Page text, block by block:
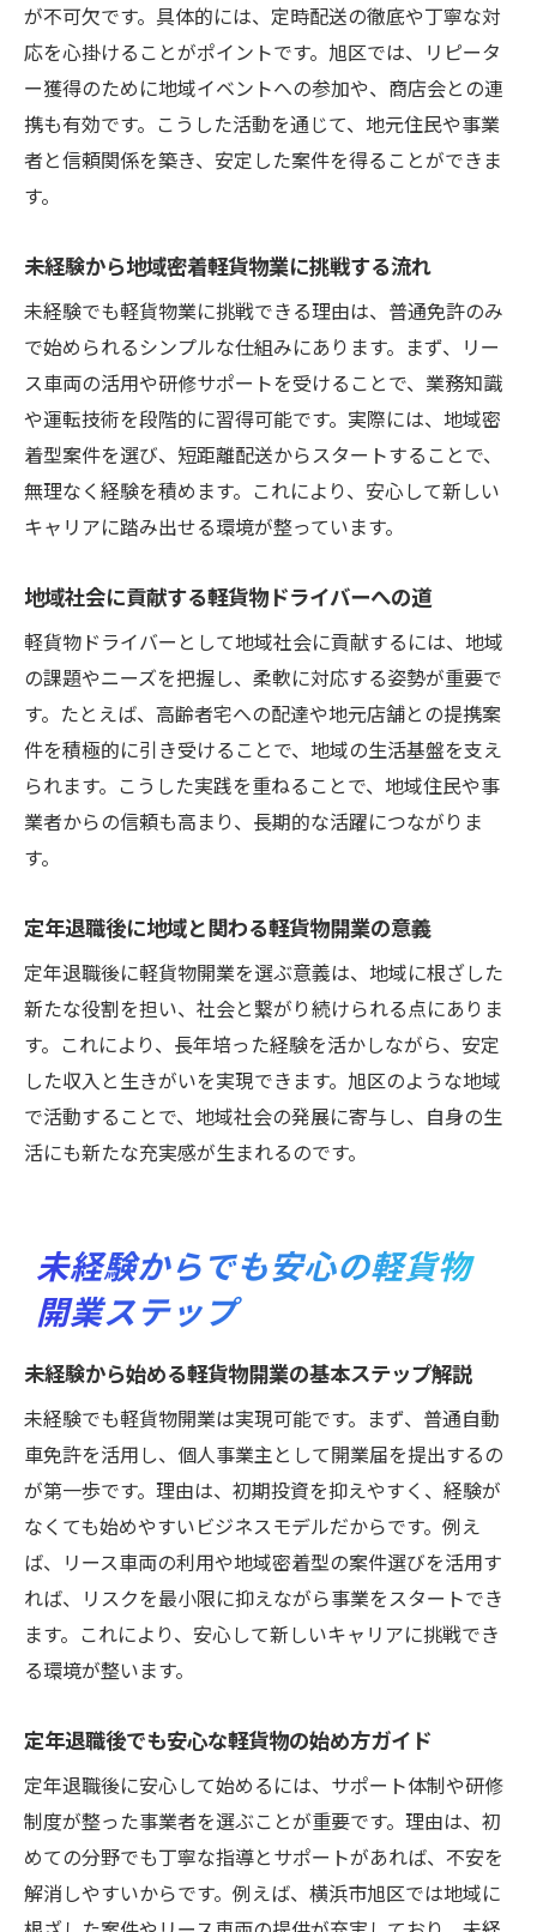
が不可欠です。具体的には、定時配送の徹底や丁寧な対
応を心掛けることがポイントです。旭区では、リピータ
ー獲得のために地域イベントへの参加や、商店会との連
携も有効です。こうした活動を通じて、地元住民や事業
者と信頼関係を築き、安定した案件を得ることができま
す。
未経験から地域密着軽貨物業に挑戦する流れ
未経験でも軽貨物業に挑戦できる理由は、普通免許のみ
で始められるシンプルな仕組みにあります。まず、リー
ス車両の活用や研修サポートを受けることで、業務知識
や運転技術を段階的に習得可能です。実際には、地域密
着型案件を選び、短距離配送からスタートすることで、
無理なく経験を積めます。これにより、安心して新しい
キャリアに踏み出せる環境が整っています。
地域社会に貢献する軽貨物ドライバーへの道
軽貨物ドライバーとして地域社会に貢献するには、地域
の課題やニーズを把握し、柔軟に対応する姿勢が重要で
す。たとえば、高齢者宅への配達や地元店舗との提携案
件を積極的に引き受けることで、地域の生活基盤を支え
られます。こうした実践を重ねることで、地域住民や事
業者からの信頼も高まり、長期的な活躍につながりま
す。
定年退職後に地域と関わる軽貨物開業の意義
定年退職後に軽貨物開業を選ぶ意義は、地域に根ざした
新たな役割を担い、社会と繋がり続けられる点にありま
す。これにより、長年培った経験を活かしながら、安定
した収入と生きがいを実現できます。旭区のような地域
で活動することで、地域社会の発展に寄与し、自身の生
活にも新たな充実感が生まれるのです。
未経験からでも安心の軽貨物
開業ステップ
未経験から始める軽貨物開業の基本ステップ解説
未経験でも軽貨物開業は実現可能です。まず、普通自動
車免許を活用し、個人事業主として開業届を提出するの
が第一歩です。理由は、初期投資を抑えやすく、経験が
なくても始めやすいビジネスモデルだからです。例え
ば、リース車両の利用や地域密着型の案件選びを活用す
れば、リスクを最小限に抑えながら事業をスタートでき
ます。これにより、安心して新しいキャリアに挑戦でき
る環境が整います。
定年退職後でも安心な軽貨物の始め方ガイド
定年退職後に安心して始めるには、サポート体制や研修
制度が整った事業者を選ぶことが重要です。理由は、初
めての分野でも丁寧な指導とサポートがあれば、不安を
解消しやすいからです。例えば、横浜市旭区では地域に